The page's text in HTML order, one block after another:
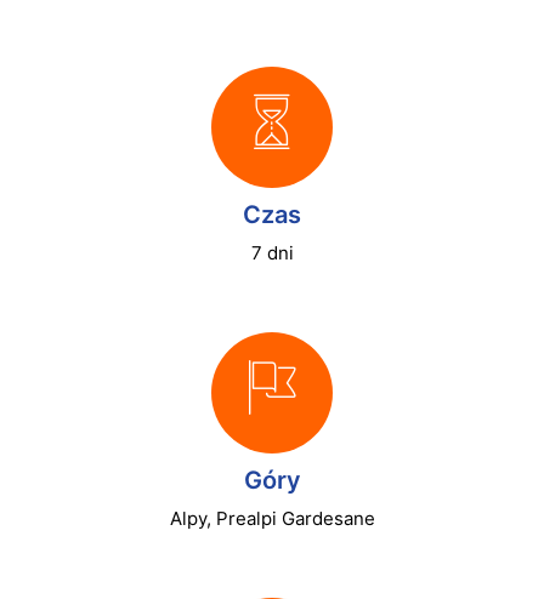
Czas
7 dni
Góry
Alpy, Prealpi Gardesane